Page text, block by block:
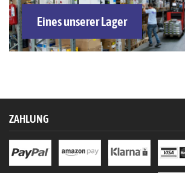
Eines unserer Lager
ZAHLUNG